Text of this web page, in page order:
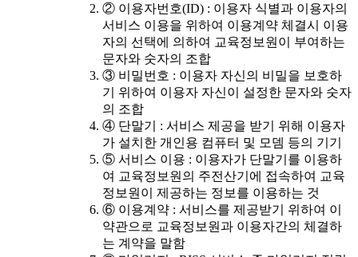
② 이용자번호(ID) : 이용자 식별과 이용자의
서비스 이용을 위하여 이용계약 체결시 이용
자의 선택에 의하여 교육정보원이 부여하는
문자와 숫자의 조합
③ 비밀번호 : 이용자 자신의 비밀을 보호하
기 위하여 이용자 자신이 설정한 문자와 숫자
의 조합
④ 단말기 : 서비스 제공을 받기 위해 이용자
가 설치한 개인용 컴퓨터 및 모뎀 등의 기기
⑤ 서비스 이용 : 이용자가 단말기를 이용하
여 교육정보원의 주전산기에 접속하여 교육
정보원이 제공하는 정보를 이용하는 것
⑥ 이용계약 : 서비스를 제공받기 위하여 이
약관으로 교육정보원과 이용자간의 체결하
는 계약을 말함